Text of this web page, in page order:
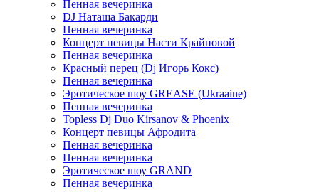
Пенная вечеринка
DJ Наташа Бакарди
Пенная вечеринка
Концерт певицы Насти Крайновой
Пенная вечеринка
Красный перец (Dj Игорь Кокс)
Пенная вечеринка
Эротическое шоу GREASE (Ukraaine)
Пенная вечеринка
Topless Dj Duo Kirsanov & Phoenix
Концерт певицы Афродита
Пенная вечеринка
Пенная вечеринка
Эротическое шоу GRAND
Пенная вечеринка